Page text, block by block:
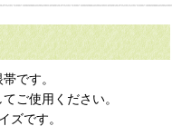
です。
ご使用ください。
ズです。